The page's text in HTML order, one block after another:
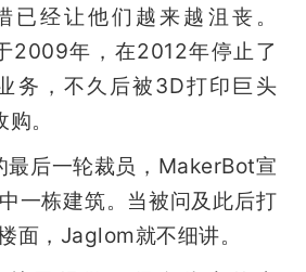
已经让他们越来越沮丧。
2009年，在2012年停止了
务，不久后被3D打印巨头
。
最后一轮裁员，MakerBot宣
一栋建筑。当被问及此后打
面，Jaglom就不细讲。